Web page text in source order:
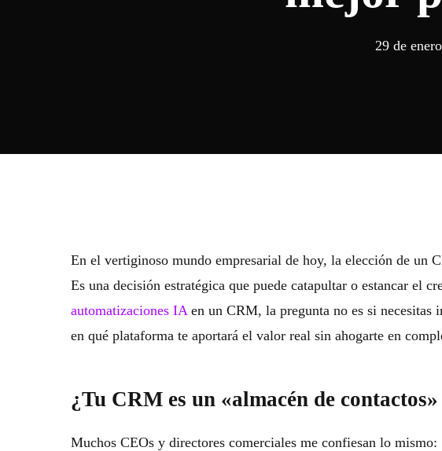
29 de
En el vertiginoso mundo empresarial de hoy, la elección de un
Es una decisión estratégica que puede catapultar o estancar el
automatizaciones IAen un CRM, la pregunta no es si
en qué plataforma te aportará el valor real sin ahogarte en
¿Tu CRM es un «almacén de
Muchos CEOs y directores comerciales me confiesan lo